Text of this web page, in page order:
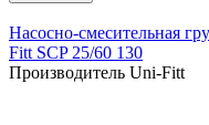
Насосно-смесительная
Fitt SCP 25/60 130
Производитель Uni-Fitt